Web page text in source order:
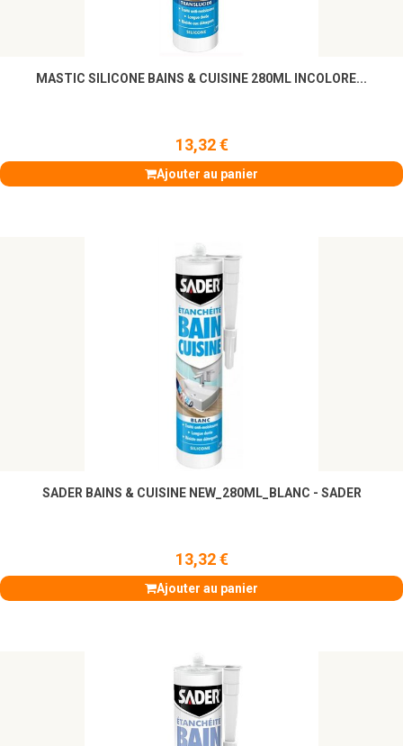
MASTIC SILICONE BAINS & CUISINE 280ML INCOLORE...
13,32 €
Ajouter au panier
SADER BAINS & CUISINE NEW_280ML_BLANC - SADER
13,32 €
Ajouter au panier